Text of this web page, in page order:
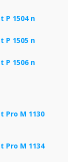
P 1504 n
P 1505 n
P 1506 n
Pro M 1130
Pro M 1134